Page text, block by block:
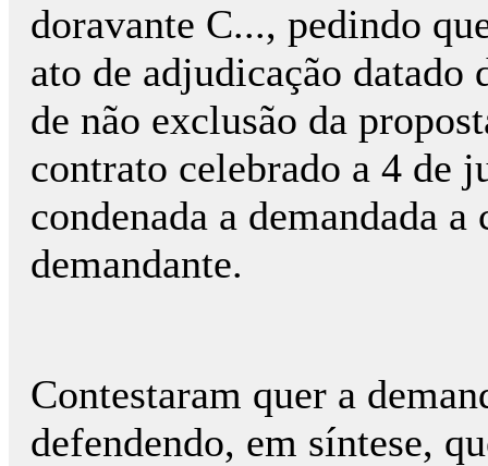
doravante C..., pedindo
ato de adjudicação
de não exclusão da
contrato celebrado a 4 de
condenada a demandada
demandante.
Contestaram quer a
defendendo, em síntese,